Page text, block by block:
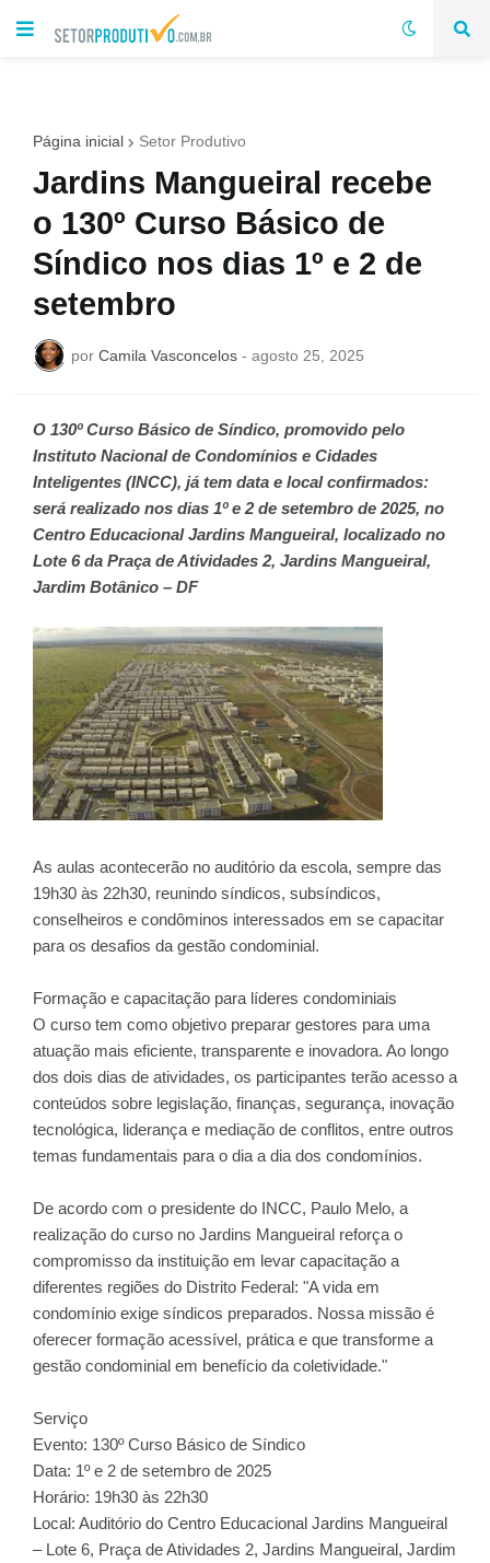
Página inicial Setor Produtivo
Jardins Mangueiral recebe
o 130º Curso Básico de
Síndico nos dias 1º e 2 de
setembro
por Camila Vasconcelos - agosto 25, 2025
O 130º Curso Básico de Síndico, promovido pelo
Instituto Nacional de Condomínios e Cidades
Inteligentes (INCC), já tem data e local confirmados:
será realizado nos dias 1º e 2 de setembro de 2025, no
Centro Educacional Jardins Mangueiral, localizado no
Lote 6 da Praça de Atividades 2, Jardins Mangueiral,
Jardim Botânico – DF
As aulas acontecerão no auditório da escola, sempre das
19h30 às 22h30, reunindo síndicos, subsíndicos,
conselheiros e condôminos interessados em se capacitar
para os desafios da gestão condominial.
Formação e capacitação para líderes condominiais
O curso tem como objetivo preparar gestores para uma
atuação mais eficiente, transparente e inovadora. Ao longo
dos dois dias de atividades, os participantes terão acesso a
conteúdos sobre legislação, finanças, segurança, inovação
tecnológica, liderança e mediação de conflitos, entre outros
temas fundamentais para o dia a dia dos condomínios.
De acordo com o presidente do INCC, Paulo Melo, a
realização do curso no Jardins Mangueiral reforça o
compromisso da instituição em levar capacitação a
diferentes regiões do Distrito Federal: "A vida em
condomínio exige síndicos preparados. Nossa missão é
oferecer formação acessível, prática e que transforme a
gestão condominial em benefício da coletividade."
Serviço
Evento: 130º Curso Básico de Síndico
Data: 1º e 2 de setembro de 2025
Horário: 19h30 às 22h30
Local: Auditório do Centro Educacional Jardins Mangueiral
– Lote 6, Praça de Atividades 2, Jardins Mangueiral, Jardim